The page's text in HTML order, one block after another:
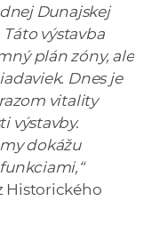
Dunajskej
výstavba
plán zóny, ale
Dnes je
vitality
výstavby.
dokážu
Historického